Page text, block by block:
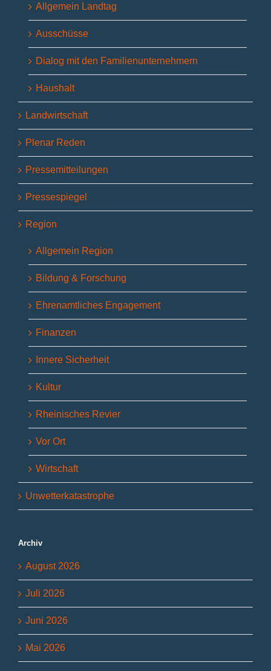
Allgemein Landtag
Ausschüsse
Dialog mit den Familienunternehmern
Haushalt
Landwirtschaft
Plenar Reden
Pressemitteilungen
Pressespiegel
Region
Allgemein Region
Bildung & Forschung
Ehrenamtliches Engagement
Finanzen
Innere Sicherheit
Kultur
Rheinisches Revier
Vor Ort
Wirtschaft
Unwetterkatastrophe
Archiv
August 2026
Juli 2026
Juni 2026
Mai 2026